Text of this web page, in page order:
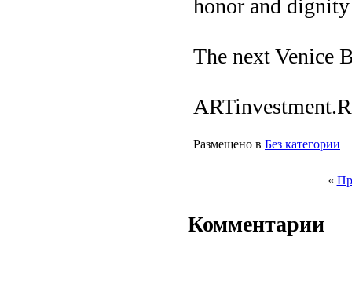
honor and
The next Venice
Размещено в Без категории
«
Комментарии